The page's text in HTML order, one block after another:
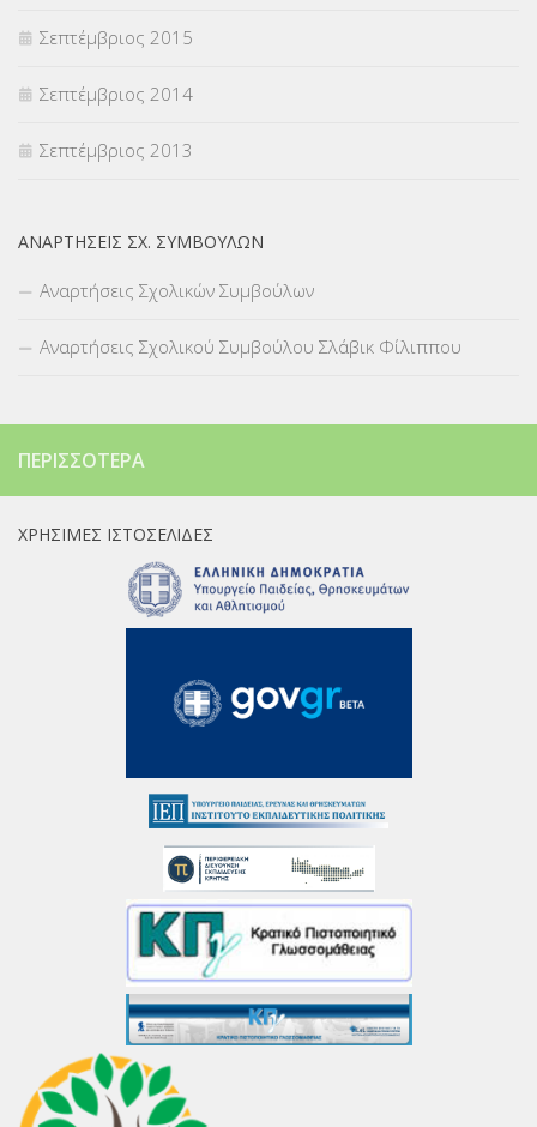
Σεπτέμβριος 2015
Σεπτέμβριος 2014
Σεπτέμβριος 2013
ΑΝΑΡΤΉΣΕΙΣ ΣΧ. ΣΥΜΒΟΎΛΩΝ
Αναρτήσεις Σχολικών Συμβούλων
Αναρτήσεις Σχολικού Συμβούλου Σλάβικ Φίλιππου
ΠΕΡΙΣΣΌΤΕΡΑ
ΧΡΉΣΙΜΕΣ ΙΣΤΟΣΕΛΊΔΕΣ